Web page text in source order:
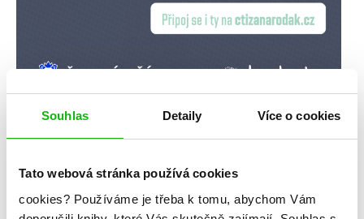
Souhlas Detaily Více o cookies
Tato webová stránka používá cookies
cookies? Používáme je třeba k tomu, abychom Vám